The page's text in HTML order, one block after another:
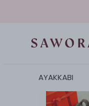
AYAKKABI